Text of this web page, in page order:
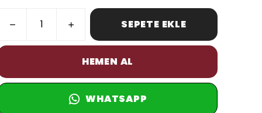
SEPETE EKLE
HEMEN AL
WHATSAPP